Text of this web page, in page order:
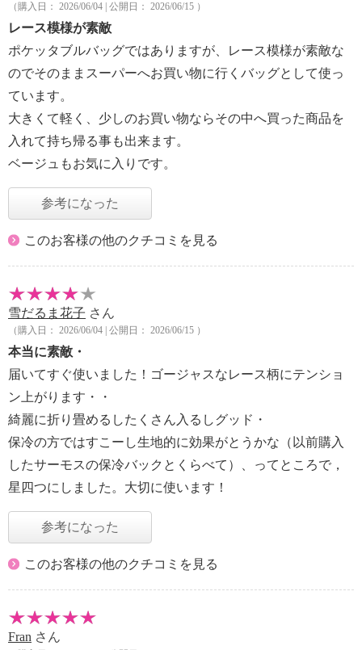
（購入日： 2026/06/04 | 公開日： 2026/06/15 ）
レース模様が素敵
ポケッタブルバッグではありますが、レース模様が素敵な
のでそのままスーパーへお買い物に行くバッグとして使っ
ています。
大きくて軽く、少しのお買い物ならその中へ買った商品を
入れて持ち帰る事も出来ます。
ベージュもお気に入りです。
参考になった
このお客様の他のクチコミを見る
雪だるま花子 さん
（購入日： 2026/06/04 | 公開日： 2026/06/15 ）
本当に素敵・
届いてすぐ使いました！ゴージャスなレース柄にテンショ
ン上がります・・
綺麗に折り畳めるしたくさん入るしグッド・
保冷の方ではすこーし生地的に効果がとうかな（以前購入
したサーモスの保冷バックとくらべて）、ってところで，
星四つにしました。大切に使います！
参考になった
このお客様の他のクチコミを見る
Fran さん